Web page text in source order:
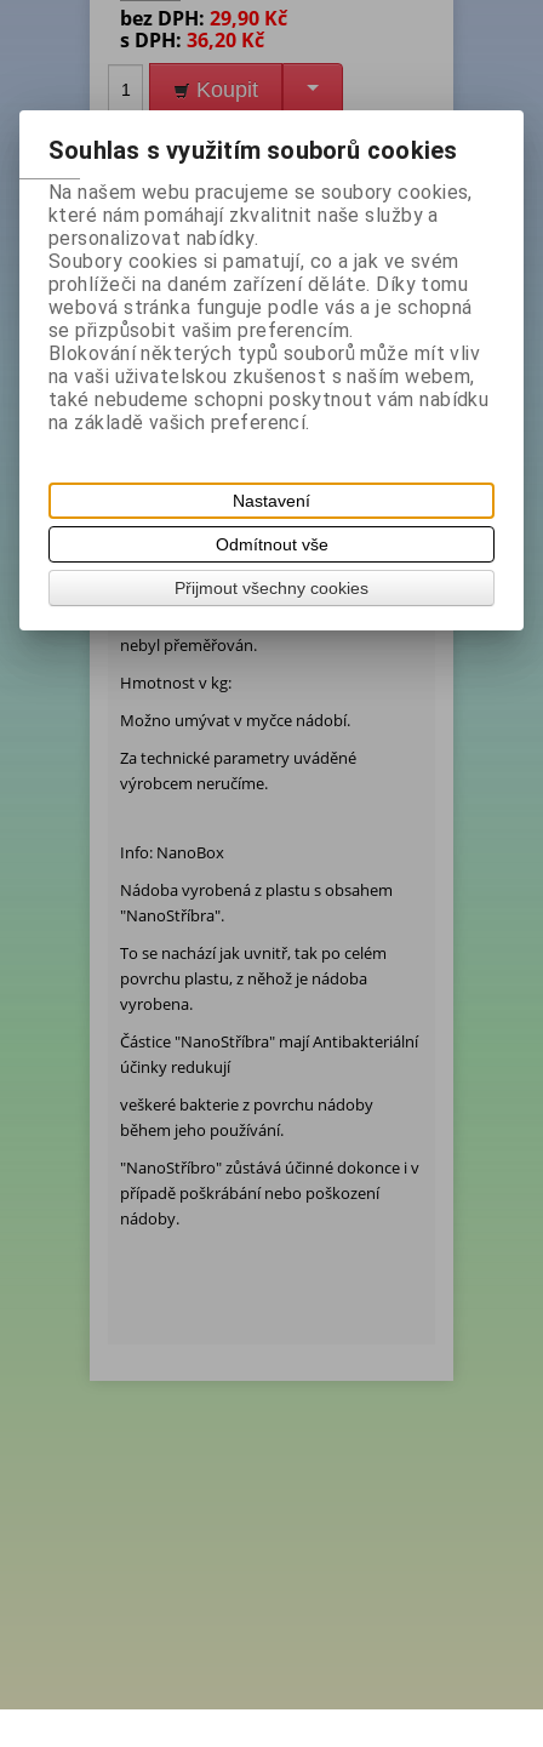
bez DPH: 29,90 Kč
s DPH: 36,20 Kč
Koupit
Katalogové číslo:1502210
Hmotnost: 0,2 kg
Tisk
Podrobný popis
Zdravá dóza - Nádoba vyrobená z plastu s
obsahem "NanoStříbra".
Rozměry uváděné výrobcem - vnější v cm
: 15 x 9,5 výška 4,5.
nebyl přeměřován.
Hmotnost v kg:
Možno umývat v myčce nádobí.
Za technické parametry uváděné
výrobcem neručíme.
Info: NanoBox
Nádoba vyrobená z plastu s obsahem
"NanoStříbra".
To se nachází jak uvnitř, tak po celém
povrchu plastu, z něhož je nádoba
vyrobena.
Částice "NanoStříbra" mají Antibakteriální
účinky redukují
veškeré bakterie z povrchu nádoby
během jeho používání.
"NanoStříbro" zůstává účinné dokonce i v
případě poškrábání nebo poškození
nádoby.
Souhlas s využitím souborů cookies
Na našem webu pracujeme se soubory cookies,
které nám pomáhají zkvalitnit naše služby a
personalizovat nabídky.
Soubory cookies si pamatují, co a jak ve svém
prohlížeči na daném zařízení děláte. Díky tomu
webová stránka funguje podle vás a je schopná
se přizpůsobit vašim preferencím.
Blokování některých typů souborů může mít vliv
na vaši uživatelskou zkušenost s naším webem,
také nebudeme schopni poskytnout vám nabídku
na základě vašich preferencí.
Nastavení
Odmítnout vše
Přijmout všechny cookies